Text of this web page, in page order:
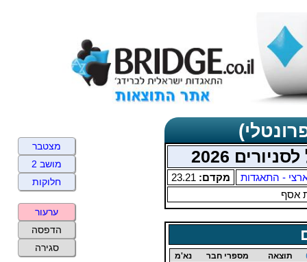
2026
- התאגדות מקדם: 23.21
אסף
תוצאה מספרי חבר נא'מ
מצטבר
מושב 2
חלוקות
ערעור
הדפסה
סגירה